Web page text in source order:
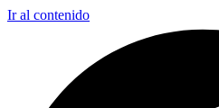
Ir al contenido